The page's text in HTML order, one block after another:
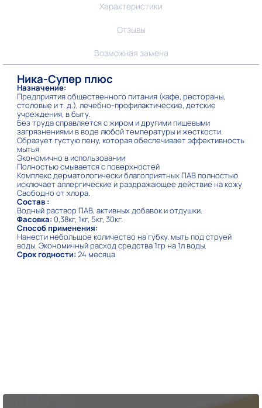
Характеристики
Отзывы
Возможная замена
Ника-Супер плюс
Назначение:
Предприятия общественного питания (кафе, рестораны,
столовые и т. д.), лечебно-профилактические, детские
учреждения, в быту.
Без труда справляется с жиром и другими пищевыми
загрязнениями в воде любой температуры и жесткости.
Образует густую пену, которая обеспечивает эффективность
мытья
Экономично в использовании
Полностью смывается с поверхностей
Комплекс дерматологически благоприятных ПАВ полностью
исключает аллергические и раздражающее действие на кожу
Свободно от хлора.
Состав :
Водный раствор ПАВ, активных добавок и отдушки.
Фасовка: 0,38кг, 1кг, 5кг, 30кг.
Способ применения:
Нанести небольшое количество на губку, мыть под струей
воды. Экономичный расход средства 1гр на 1л воды.
Срок годности:24 месяца